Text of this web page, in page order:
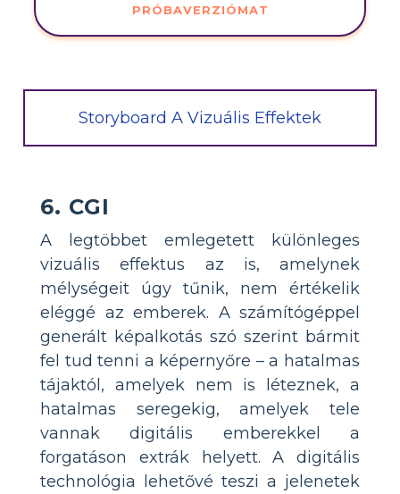
PRÓBAVERZIÓMAT
Storyboard A Vizuális Effektek
6. CGI
A legtöbbet emlegetett különleges
vizuális effektus az is, amelynek
mélységeit úgy tűnik, nem értékelik
eléggé az emberek. A számítógéppel
generált képalkotás szó szerint bármit
fel tud tenni a képernyőre – a hatalmas
tájaktól, amelyek nem is léteznek, a
hatalmas seregekig, amelyek tele
vannak digitális emberekkel a
forgatáson extrák helyett. A digitális
technológia lehetővé teszi a jelenetek